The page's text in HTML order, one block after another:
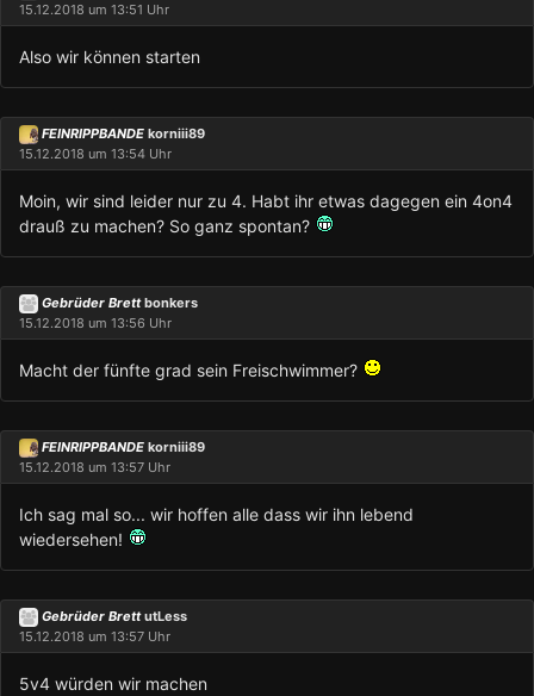
15.12.2018 um 13:51 Uhr
Also wir können starten
FEINRIPPBANDE korniii89
15.12.2018 um 13:54 Uhr
Moin, wir sind leider nur zu 4. Habt ihr etwas dagegen ein 4on4
drauß zu machen? So ganz spontan?
Gebrüder Brettbonkers
15.12.2018 um 13:56 Uhr
Macht der fünfte grad sein Freischwimmer?
FEINRIPPBANDE korniii89
15.12.2018 um 13:57 Uhr
Ich sag mal so... wir hoffen alle dass wir ihn lebend
wiedersehen!
Gebrüder BrettutLess
15.12.2018 um 13:57 Uhr
5v4 würden wir machen